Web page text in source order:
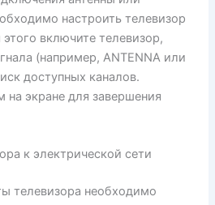
настроить телевизор
включите телевизор,
(например, ANTENNA или
доступных каналов.
на экране для завершения
к электрической сети
телевизора необходимо